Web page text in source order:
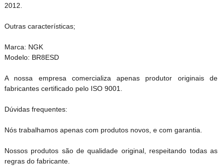
2012.
Outras características;
Marca: NGK
Modelo: BR8ESD
A nossa empresa comercializa apenas produtor originais de
fabricantes certificado pelo ISO 9001.
Dúvidas frequentes:
Nós trabalhamos apenas com produtos novos, e com garantia.
Nossos produtos são de qualidade original, respeitando todas as
regras do fabricante.